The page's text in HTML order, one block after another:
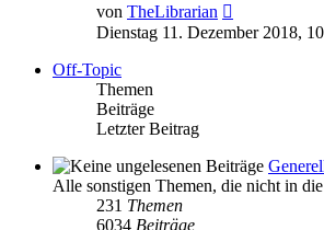
von TheLibrarian
Beitrag
Dienstag 11. Dezember 2018,
Off-Topic
Themen
Beiträge
Letzter Beitrag
Alle sonstigen Themen, die nicht in die
231 Themen
6034 Beiträge